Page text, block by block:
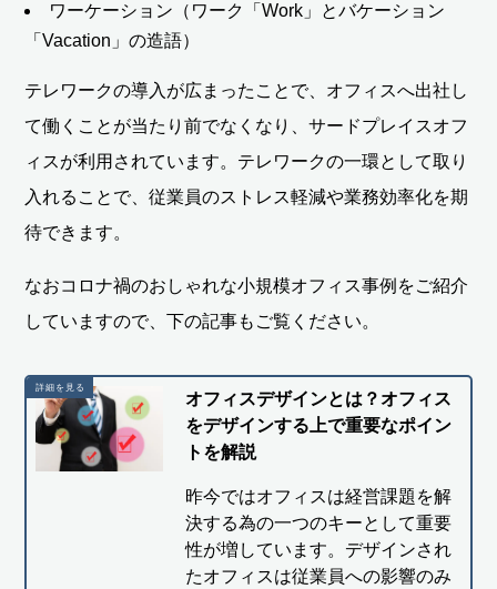
ワーケーション（ワーク「Work」とバケーション
「Vacation」の造語）
テレワークの導入が広まったことで、オフィスへ出社し
て働くことが当たり前でなくなり、サードプレイスオフ
ィスが利用されています。テレワークの一環として取り
入れることで、従業員のストレス軽減や業務効率化を期
待できます。
なおコロナ禍のおしゃれな小規模オフィス事例をご紹介
していますので、下の記事もご覧ください。
オフィスデザインとは？オフィス
をデザインする上で重要なポイン
トを解説
昨今ではオフィスは経営課題を解
決する為の一つのキーとして重要
性が増しています。デザインされ
たオフィスは従業員への影響のみ